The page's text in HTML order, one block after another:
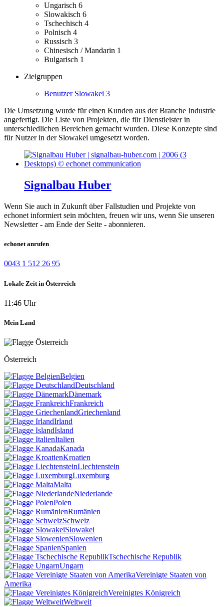
Ungarisch 6
Slowakisch 6
Tschechisch 4
Polnisch 4
Russisch 3
Chinesisch / Mandarin 1
Bulgarisch 1
Zielgruppen
Benutzer Slowakei 3
Die Umsetzung wurde für einen Kunden aus der Branche Industrie
angefertigt. Die Liste von Projekten, die für Dienstleister in
unterschiedlichen Bereichen gemacht wurden. Diese Konzepte sind
für Nutzer in der Slowakei umgesetzt worden.
Signalbau Huber
Wenn Sie auch in Zukunft über Fallstudien und Projekte von
echonet informiert sein möchten, freuen wir uns, wenn Sie unseren
Newsletter - am Ende der Seite - abonnieren.
echonet anrufen
0043 1 512 26 95
Lokale Zeit in Österreich
11:46 Uhr
Mein Land
Österreich
Belgien
Deutschland
Dänemark
Frankreich
Griechenland
Irland
Island
Italien
Kanada
Kroatien
Liechtenstein
Luxemburg
Malta
Niederlande
Polen
Rumänien
Schweiz
Slowakei
Slowenien
Spanien
Tschechische Republik
Ungarn
Vereinigte Staaten von
Amerika
Vereinigtes Königreich
Weltweit